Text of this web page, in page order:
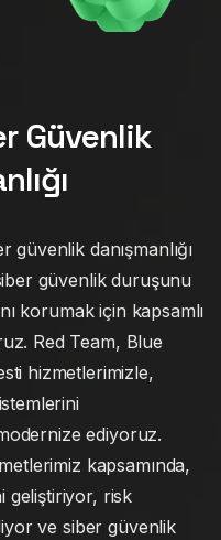
Güvenlik
danışmanlığı
güvenlik duruşunu
korumak için kapsamlı
Red Team, Blue
hizmetlerimizle,
ediyoruz.
kapsamında,
geliştiriyor, risk
ve siber güvenlik